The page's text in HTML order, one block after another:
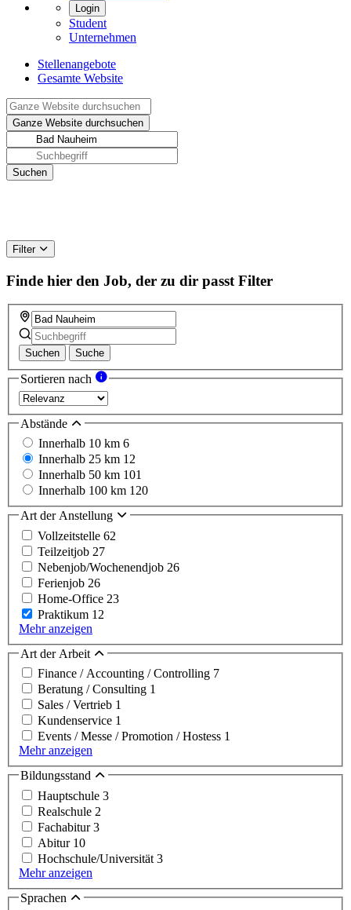
Login
Student
Unternehmen
Stellenangebote
Gesamte Website
Filter
Finde hier den Job, der zu dir passt Filter
Suchen Suche
Sortieren nach
Abstände
Innerhalb 10 km 6
Innerhalb 25 km 12
Innerhalb 50 km 101
Innerhalb 100 km 120
Art der Anstellung
Vollzeitstelle 62
Teilzeitjob 27
Nebenjob/Wochenendjob 26
Ferienjob 26
Home-Office 23
Praktikum 12
Mehr anzeigen
Art der Arbeit
Finance / Accounting / Controlling 7
Beratung / Consulting 1
Sales / Vertrieb 1
Kundenservice 1
Events / Messe / Promotion / Hostess 1
Mehr anzeigen
Bildungsstand
Hauptschule 3
Realschule 2
Fachabitur3
Abitur 10
Hochschule/Universität 3
Mehr anzeigen
Sprachen